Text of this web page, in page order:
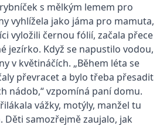
s mělkým lemem pro
vyhlížela jako jáma pro mamuta,
vyložili černou fólií, začala přece
jezírko. Když se napustilo vodou,
v květináčích. „Během léta se
převracet a bylo třeba přesadit
nádob,“ vzpomíná paní domu.
vážky, motýly, manžel tu
Děti samozřejmě zaujalo, jak